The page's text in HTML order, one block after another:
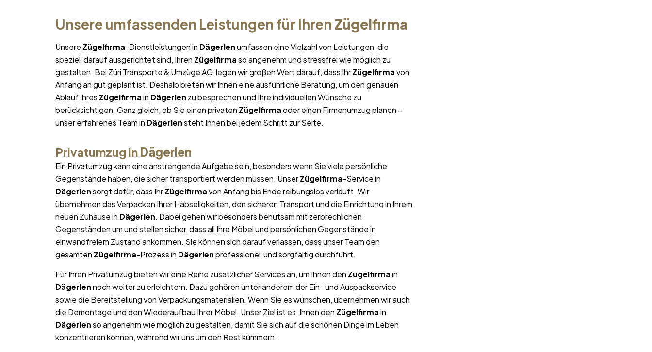
Unsere umfassenden Leistungen für Ihren Zügelfirma
Unsere Zügelfirma-Dienstleistungen in Dägerlenumfassen eine Vielzahl von Leistungen, die
speziell darauf ausgerichtet sind, Ihren Zügelfirmaso angenehm und stressfrei wie möglich zu
gestalten. Bei Züri Transporte & Umzüge AG legen wir großen Wert darauf, dass IhrZügelfirmavon
Anfang an gut geplant ist. Deshalb bieten wir Ihnen eine ausführliche Beratung, um den genauen
Ablauf Ihres Zügelfirmain Dägerlen zu besprechen und Ihre individuellen Wünsche zu
berücksichtigen. Ganz gleich, ob Sie einen privaten Zügelfirmaoder einen Firmenumzug planen –
unser erfahrenes Team in Dägerlensteht Ihnen bei jedem Schritt zur Seite.
Privatumzug in Dägerlen
Ein Privatumzug kann eine anstrengende Aufgabe sein, besonders wenn Sie viele persönliche
Gegenstände haben, die sicher transportiert werden müssen. UnserZügelfirma-Service in
Dägerlensorgt dafür, dass IhrZügelfirmavon Anfang bis Ende reibungslos verläuft. Wir
übernehmen das Verpacken Ihrer Habseligkeiten, den sicheren Transport und die Einrichtung in Ihrem
neuen Zuhause in Dägerlen. Dabei gehen wir besonders behutsam mit zerbrechlichen
Gegenständen um und stellen sicher, dass all Ihre Möbel und persönlichen Gegenstände in
einwandfreiem Zustand ankommen. Sie können sich darauf verlassen, dass unser Team den
gesamten Zügelfirma-Prozess in Dägerlenprofessionell und sorgfältig durchführt.
Für Ihren Privatumzug bieten wir eine Reihe zusätzlicher Services an, um Ihnen den Zügelfirmain
Dägerlennoch weiter zu erleichtern. Dazu gehören unter anderem der Ein- und Auspackservice
sowie die Bereitstellung von Verpackungsmaterialien. Wenn Sie es wünschen, übernehmen wir auch
die Demontage und den Wiederaufbau Ihrer Möbel. Unser Ziel ist es, Ihnen den Zügelfirmain
Dägerlenso angenehm wie möglich zu gestalten, damit Sie sich auf die schönen Dinge im Leben
konzentrieren können, während wir uns um den Rest kümmern.